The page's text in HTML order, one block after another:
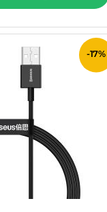
-17%